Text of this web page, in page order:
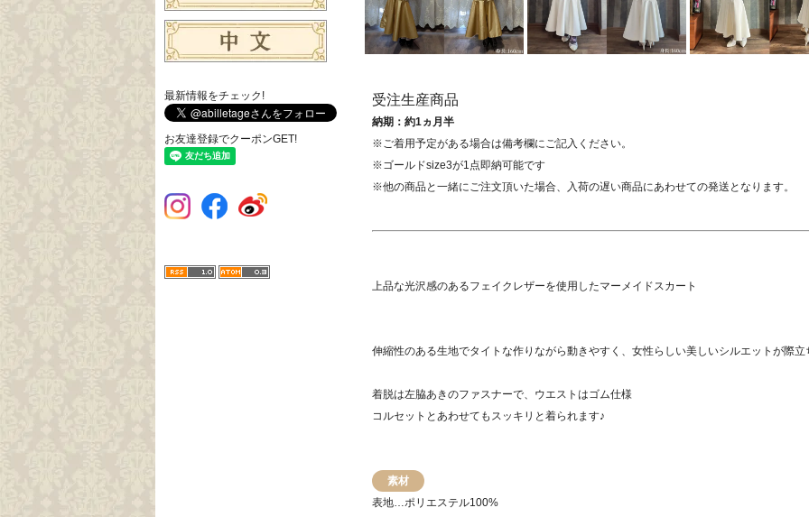
受注生産商品
納期：約1ヵ月半
※ご着用予定がある場合は備考欄にご記入ください。
※ゴールドsize3が1点即納可能です
※他の商品と一緒にご注文頂いた場合、入荷の遅い商品にあわせての発送となります。
上品な光沢感のあるフェイクレザーを使用したマーメイドスカート
伸縮性のある生地でタイトな作りながら動きやすく、女性らしい美しいシルエットが際立
着脱は左脇あきのファスナーで、ウエストはゴム仕様
コルセットとあわせてもスッキリと着られます♪
素材
表地…ポリエステル100%
最新情報をチェック!
お友達登録でクーポンGET!